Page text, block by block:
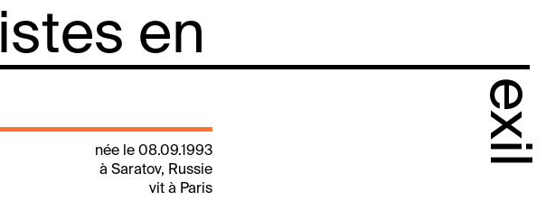
en
exil
née le 08.09.1993
à Saratov, Russie
vit à Paris